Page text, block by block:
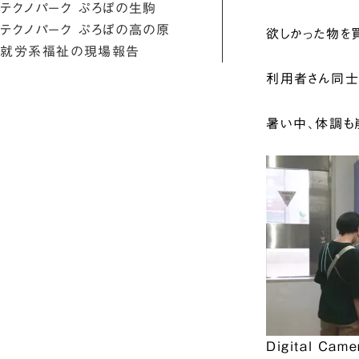
テクノパーク ぷろぼの生駒
テクノパーク ぷろぼの高の原
就労系福祉の現場報告
欲しかった物を
利用者さん同士
暑い中、体調も
Digital